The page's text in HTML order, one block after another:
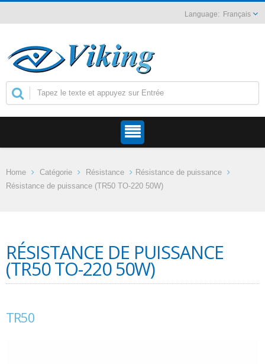
Français
Home Catégorie Résistance
Résistance de puissance
Résistance de puissance (TR50 TO-220 50W)
RÉSISTANCE DE PUISSANCE
(TR50 TO-220 50W)
TR50